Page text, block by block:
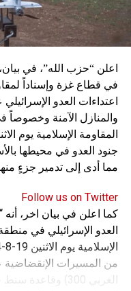
DON'T MISS
أشغال يدوية لسيدات
في مطرانية الارثوذكس
اعلن “حزب الله”، في
في قطاع غزة وإسناداً
اعتداءات العدو
والمنازل الآمنة وخصوصاً
جنود العدو في محيطها
مما أدى إلى تدمير جزءٍ
Follow us on Twitter
كما اعلن في بيان اخر، أنه
العدو الإسرائيلي في
من المسيرات الإنقضاضية
الغربي 300)